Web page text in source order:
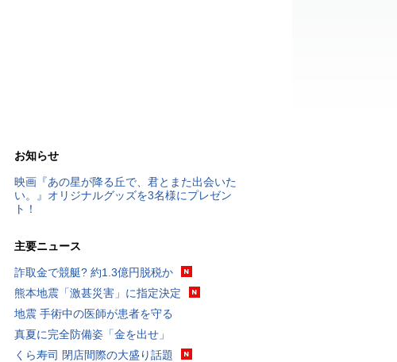
お知らせ
映画『あの星が降る丘で、君とまた出会いた
い。』オリジナルグッズを3名様にプレゼン
ト！
主要ニュース
詐取金で競艇? 約1.3億円脱税か
熊本地震「激甚災害」に指定決定
地震 手術中の医師が患者を守る
真夏に完全防備姿「金を出せ」
くら寿司 閉店間際の大盛り話題